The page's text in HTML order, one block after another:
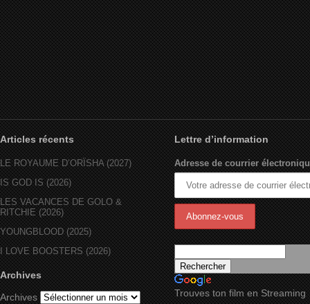
Articles récents
LE ROYAUME D’ORÏSHA (2027)
IS GOD IS (2026)
LES VACANCES DE GOLO &
RITCHIE (2026)
YOUNGBLOOD (2025)
I LOVE BOOSTERS (2026)
Archives
Archives
Lettre d’information
Adresse de courrier
Trouves ton film en Streaming